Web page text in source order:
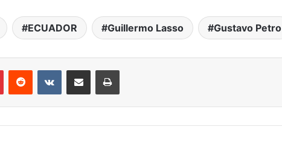
ECUADOR Guillermo Lasso Gustavo Petro
PinterestReddit VKontakteCompartir por correo electrónicoImprimir